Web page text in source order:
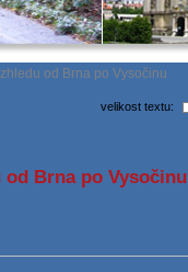
od Brna po Vysočinu
velikost textu:
Brna po Vysočinu